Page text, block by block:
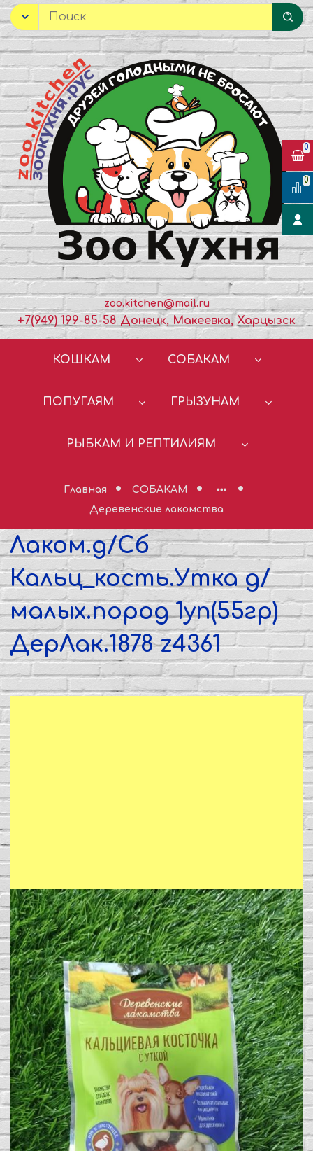
zoo.kitchen@mail.ru
+7(949) 199-85-58 Донецк, Макеевка, Харцызск
КОШКАМ СОБАКАМ
ПОПУГАЯМ ГРЫЗУНАМ
РЫБКАМ И РЕПТИЛИЯМ
Главная
СОБАКАМ
Деревенские лакомства
Лаком.д/Сб
Кальц_кость.Утка д/
малых.пород 1уп(55гр)
ДерЛак.1878 z4361
0
0